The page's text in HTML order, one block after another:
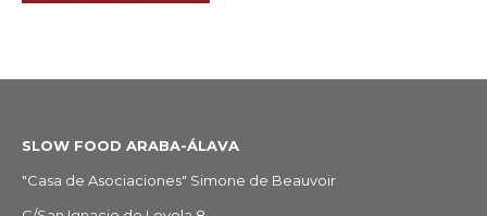
SLOW FOOD ARABA-ÁLAVA
"Casa de Asociaciones" Simone de Beauvoir